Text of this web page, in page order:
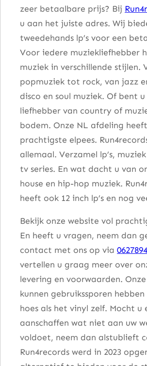
zeer betaalbare prijs? Bij
u aan het juiste adres. Wij
tweedehands lp’s voor een
Voor iedere muziekliefhebber
muziek in verschillende stijlen.
popmuziek tot rock, van jazz
disco en soul muziek. Of bent
liefhebber van country of
bodem. Onze NL afdeling
prachtigste elpees.
allemaal. Verzamel lp’s,
tv series. En wat dacht u van
house en hip-hop muziek.
heeft ook 12 inch lp’s en nog
Bekijk onze website vol
En heeft u vragen, neem dan
contact met ons op via
vertellen u graag meer over
levering en voorwaarden.
kunnen gebruikssporen
hoes als het vinyl zelf. Mocht u
aanschaffen wat niet aan uw
voldoet, neem dan alstublieft
Run4records werd in 2023